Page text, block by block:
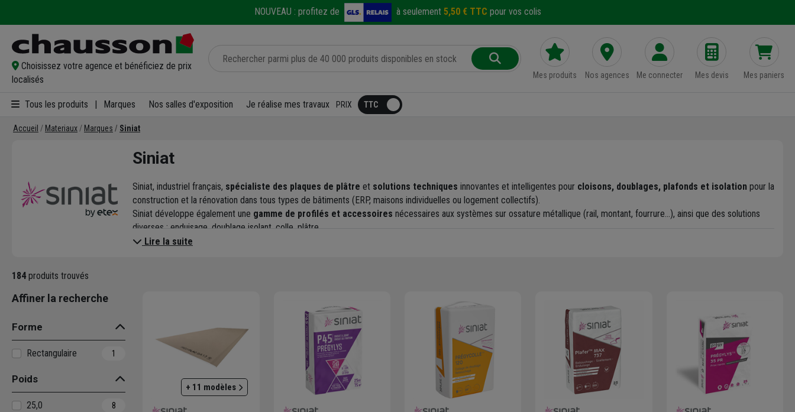
NOUVEAU : profitez de à seulement 5,50 € TTC pour vos colis
Choisissez votre agence et bénéficiez de prix
localisés
Mes produits Nos agences Me connecter Mes devis Mes paniers
Tous les produits Marques Nos salles d'exposition Je réalise mes travaux PRIX
Accueil Materiaux Marques Siniat
Siniat
Siniat, industriel français, spécialiste des plaques de plâtre et solutions techniques innovantes et intelligentes pour cloisons, doublages, plafonds et isolation pour la
construction et la rénovation dans tous types de bâtiments (ERP, maisons individuelles ou logement collectifs).
Siniat développe également une gamme de profilés et accessoires nécessaires aux systèmes sur ossature métallique (rail, montant, fourrure…), ainsi que des solutions
diverses : enduisage, doublage isolant, colle, plâtre…
Lire la suite
184 produits trouvés
Affiner la recherche
Forme
Rectangulaire 1
Poids
25,0 8
+ 11 modèles